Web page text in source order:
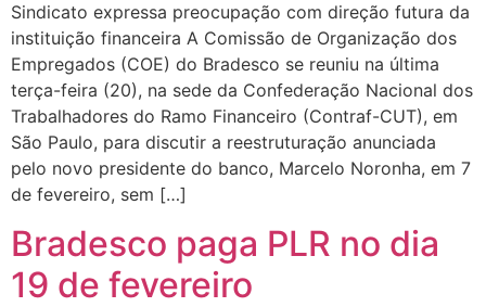
Sindicato expressa preocupação com direção futura da
instituição financeira A Comissão de Organização dos
Empregados (COE) do Bradesco se reuniu na última
terça-feira (20), na sede da Confederação Nacional dos
Trabalhadores do Ramo Financeiro (Contraf-CUT), em
São Paulo, para discutir a reestruturação anunciada
pelo novo presidente do banco, Marcelo Noronha, em 7
de fevereiro, sem […]
Bradesco paga PLR no dia
19 de fevereiro